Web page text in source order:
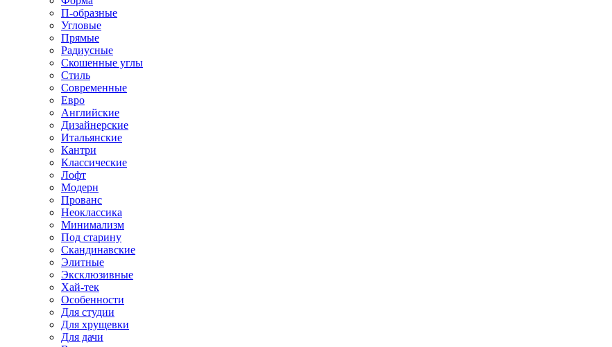
П-образные
Угловые
Прямые
Радиусные
Скошенные углы
Стиль
Современные
Евро
Английские
Дизайнерские
Итальянские
Кантри
Классические
Лофт
Модерн
Прованс
Неоклассика
Минимализм
Под старину
Скандинавские
Элитные
Эксклюзивные
Хай-тек
Особенности
Для студии
Для хрущевки
Для дачи